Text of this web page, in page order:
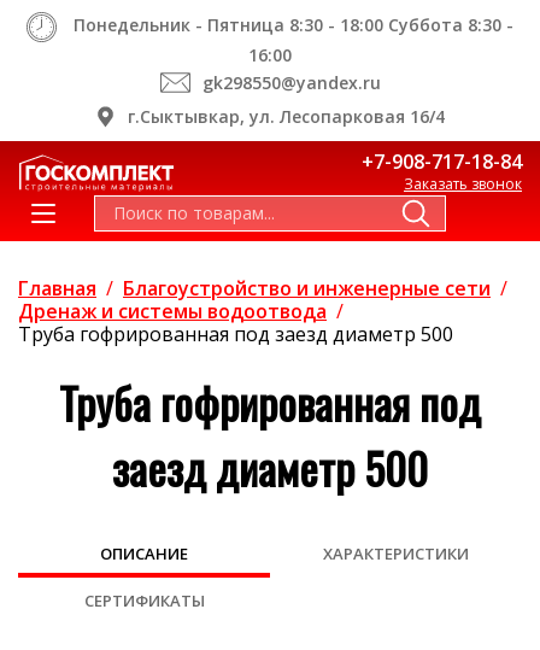
Понедельник - Пятница 8:30 - 18:00 Суббота 8:30 -
16:00
gk298550@yandex.ru
г.Сыктывкар, ул. Лесопарковая 16/4
+7-908-717-18-84
Заказать звонок
Главная / Благоустройство и инженерные сети /
Дренаж и системы водоотвода /
Труба гофрированная под заезд диаметр 500
Труба гофрированная под
заезд диаметр 500
ОПИСАНИЕ ХАРАКТЕРИСТИКИ
СЕРТИФИКАТЫ